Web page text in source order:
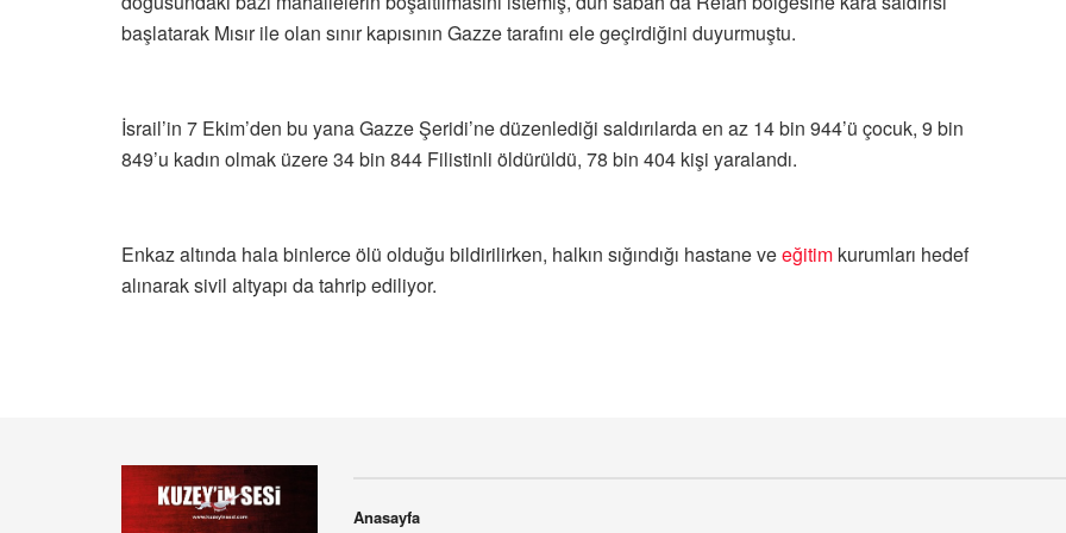
başlatarak Mısır ile olan sınır kapısının Gazze tarafını ele geçirdiğini duyurmuştu.
İsrail’in 7 Ekim’den bu yana Gazze Şeridi’ne düzenlediği saldırılarda en az 14 bin 944’ü çocuk, 9 bin
849’u kadın olmak üzere 34 bin 844 Filistinli öldürüldü, 78 bin 404 kişi yaralandı.
Enkaz altında hala binlerce ölü olduğu bildirilirken, halkın sığındığı hastane veeğitim kurumları hedef
alınarak sivil altyapı da tahrip ediliyor.
Anasayfa